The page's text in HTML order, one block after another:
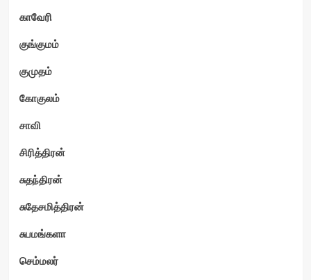
காவேரி
குங்குமம்
குமுதம்
கோகுலம்
சாவி
சிரித்திரன்
சுதந்திரன்
சுதேசமித்திரன்
சுபமங்களா
செம்மலர்